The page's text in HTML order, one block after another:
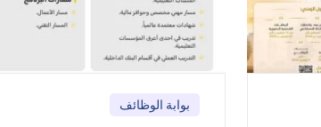
بوابة الوظائف